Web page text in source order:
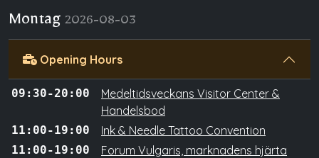
Montag 2026-08-03
Opening Hours
09:30-20:00
Medeltidsveckans Visitor Center &
Handelsbod
11:00-19:00 Ink & Needle Tattoo Convention
11:00-19:00 Forum Vulgaris, marknadens hjärta